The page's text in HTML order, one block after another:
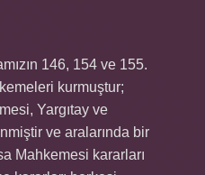
146, 154 ve 155.
kurmuştur;
Yargıtay ve
ve aralarında bir
Mahkemesi kararları